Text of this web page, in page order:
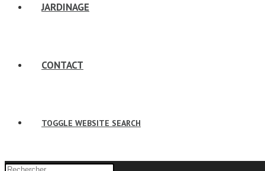
JARDINAGE
CONTACT
TOGGLE WEBSITE SEARCH